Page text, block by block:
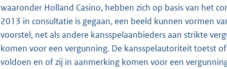
waaronder Holland Casino, hebben zich op basis van het
2013 in consultatie is gegaan, een beeld kunnen vormen
voorstel, net als andere kansspelaanbieders aan strikte
komen voor een vergunning. De kansspelautoriteit toetst
voldoen en of zij in aanmerking komen voor een